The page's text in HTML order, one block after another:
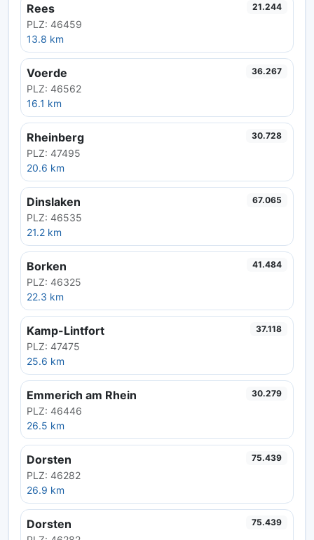
Rees
PLZ: 46459
13.8 km
21.244
Voerde
PLZ: 46562
16.1 km
36.267
Rheinberg
PLZ: 47495
20.6 km
30.728
Dinslaken
PLZ: 46535
21.2 km
67.065
Borken
PLZ: 46325
22.3 km
41.484
Kamp-Lintfort
PLZ: 47475
25.6 km
37.118
Emmerich am Rhein
PLZ: 46446
26.5 km
30.279
Dorsten
PLZ: 46282
26.9 km
75.439
Dorsten 75.439